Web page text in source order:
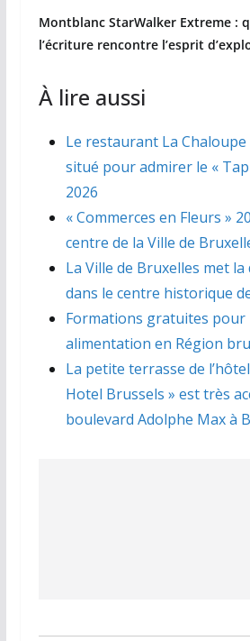
Montblanc StarWalker Extreme :
l’écriture rencontre l’esprit
À lire aussi
Le restaurant La Chaloupe
situé pour admirer le «
2026
« Commerces en Fleurs »
centre de la Ville de
La Ville de Bruxelles met
dans le centre historique
Formations gratuites pour
alimentation en Région
La petite terrasse de
Hotel Brussels » est très
boulevard Adolphe Max à